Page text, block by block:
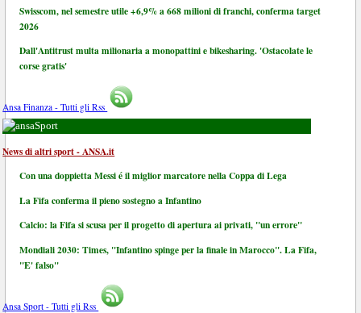
Swisscom, nel semestre utile +6,9% a 668 milioni di franchi, conferma target
2026
Dall'Antitrust multa milionaria a monopattini e bikesharing. 'Ostacolate le
corse gratis'
Ansa Finanza - Tutti gli Rss
Sport
News di altri sport - ANSA.it
Con una doppietta Messi é il miglior marcatore nella Coppa di Lega
La Fifa conferma il pieno sostegno a Infantino
Calcio: la Fifa si scusa per il progetto di apertura ai privati, "un errore"
Mondiali 2030: Times, "Infantino spinge per la finale in Marocco". La Fifa,
"E' falso"
Ansa Sport - Tutti gli Rss